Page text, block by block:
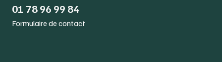
01 78 96 99 84
Formulaire de contact